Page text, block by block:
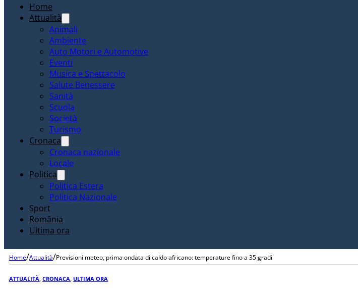
Home
Attualità
Animali
Ambiente
Auto Motori e Automotive
Eventi
Musica e Spettacolo
Salute Benessere
Sanità
Scuola
Società
Turismo
Cronaca
Cronaca nazionale
Locale
Politica
Politica Estera
Politica Nazionale
Sport
România
Ultima ora
Home/Attualità/Previsioni meteo, prima ondata di caldo africano: temperature fino a 35 gradi
ATTUALITÀ CRONACA ULTIMA ORA